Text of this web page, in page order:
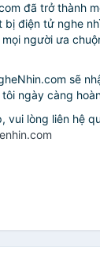
đã trở thành
bị điện tử nghe
người ưa
sẽ
ngày càng
vui lòng liên hệ